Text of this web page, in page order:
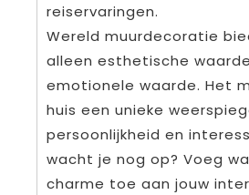
reiservaringen.
Wereld muurdecoratie
alleen esthetische
emotionele waarde. Het
huis een unieke
persoonlijkheid en
wacht je nog op? Voeg
charme toe aan jouw